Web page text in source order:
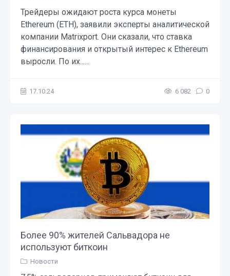
Трейдеры ожидают роста курса монеты
Ethereum (ETH), заявили эксперты аналитической
компании Matrixport. Они сказали, что ставка
финансирования и открытый интерес к Ethereum
выросли. По их......
17.10.24 6 082 0
Более 90% жителей Сальвадора не
используют биткоин
Новости